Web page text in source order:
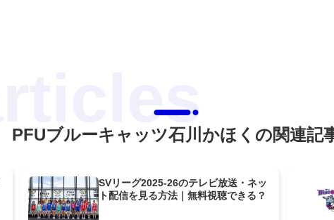
PFUブルーキャッツ石川かほくの関連記
SVリーグ2025-26のテレビ放送・ネッ
ト配信を見る方法｜無料視聴できる？